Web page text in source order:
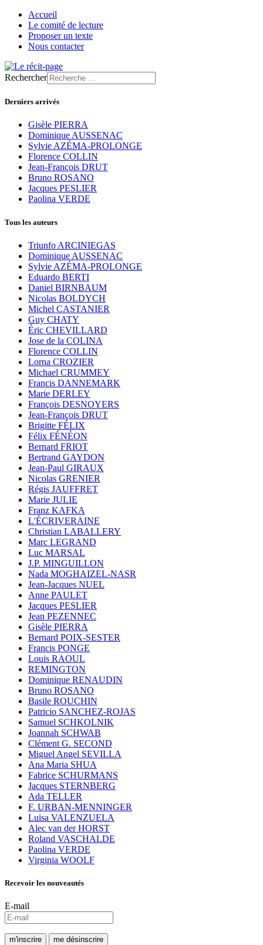
Accueil
Le comité de lecture
Proposer un texte
Nous contacter
Rechercher
Derniers arrivés
Gisèle PIERRA
Dominique AUSSENAC
Sylvie AZÉMA-PROLONGE
Florence COLLIN
Jean-François DRUT
Bruno ROSANO
Jacques PESLIER
Paolina VERDE
Tous les auteurs
Triunfo ARCINIEGAS
Dominique AUSSENAC
Sylvie AZÉMA-PROLONGE
Eduardo BERTI
Daniel BIRNBAUM
Nicolas BOLDYCH
Michel CASTANIER
Guy CHATY
Éric CHEVILLARD
Jose de la COLINA
Florence COLLIN
Lorna CROZIER
Michael CRUMMEY
Francis DANNEMARK
Marie DERLEY
François DESNOYERS
Jean-François DRUT
Brigitte FÉLIX
Félix FÉNÉON
Bernard FRIOT
Bertrand GAYDON
Jean-Paul GIRAUX
Nicolas GRENIER
Régis JAUFFRET
Marie JULIE
Franz KAFKA
L'ÉCRIVERAINE
Christian LABALLERY
Marc LEGRAND
Luc MARSAL
J.P. MINGUILLON
Nada MOGHAIZEL-NASR
Jean-Jacques NUEL
Anne PAULET
Jacques PESLIER
Jean PEZENNEC
Gisèle PIERRA
Bernard POIX-SESTER
Francis PONGE
Louis RAOUL
REMINGTON
Dominique RENAUDIN
Bruno ROSANO
Basile ROUCHIN
Patricio SANCHEZ-ROJAS
Samuel SCHKOLNIK
Joannah SCHWAB
Clément G. SECOND
Miguel Angel SEVILLA
Ana Maria SHUA
Fabrice SCHURMANS
Jacques STERNBERG
Ada TELLER
F. URBAN-MENNINGER
Luisa VALENZUELA
Alec van der HORST
Roland VASCHALDE
Paolina VERDE
Virginia WOOLF
Recevoir les nouveautés
E-mail